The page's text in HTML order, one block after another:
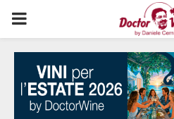
PRIMARY
MENU